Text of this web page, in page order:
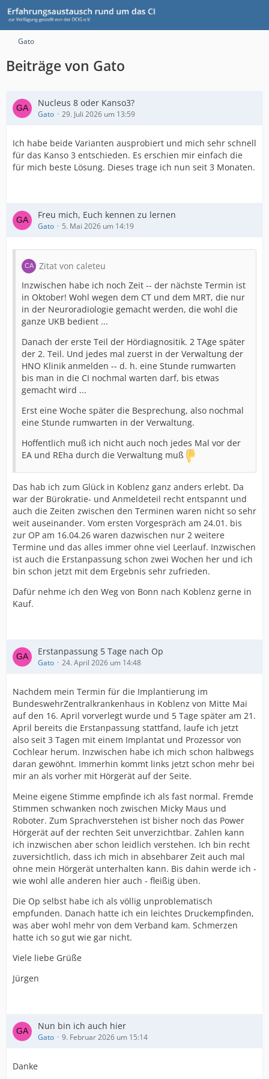
Gato
Beiträge von Gato
Nucleus 8 oder Kanso3?
Gato 29. Juli 2026 um 13:59
Ich habe beide Varianten ausprobiert und mich sehr schnell
für das Kanso 3 entschieden. Es erschien mir einfach die
für mich beste Lösung. Dieses trage ich nun seit 3 Monaten.
Freu mich, Euch kennen zu lernen
Gato 5. Mai 2026 um 14:19
Zitat von caleteu
Inzwischen habe ich noch Zeit -- der nächste Termin ist
in Oktober! Wohl wegen dem CT und dem MRT, die nur
in der Neuroradiologie gemacht werden, die wohl die
ganze UKB bedient ...
Danach der erste Teil der Hördiagnositik. 2 TAge später
der 2. Teil. Und jedes mal zuerst in der Verwaltung der
HNO Klinik anmelden -- d. h. eine Stunde rumwarten
bis man in die CI nochmal warten darf, bis etwas
gemacht wird ...
Erst eine Woche später die Besprechung, also nochmal
eine Stunde rumwarten in der Verwaltung.
Hoffentlich muß ich nicht auch noch jedes Mal vor der
EA und REha durch die Verwaltung muß
Das hab ich zum Glück in Koblenz ganz anders erlebt. Da
war der Bürokratie- und Anmeldeteil recht entspannt und
auch die Zeiten zwischen den Terminen waren nicht so sehr
weit auseinander. Vom ersten Vorgespräch am 24.01. bis
zur OP am 16.04.26 waren dazwischen nur 2 weitere
Termine und das alles immer ohne viel Leerlauf. Inzwischen
ist auch die Erstanpassung schon zwei Wochen her und ich
bin schon jetzt mit dem Ergebnis sehr zufrieden.
Dafür nehme ich den Weg von Bonn nach Koblenz gerne in
Kauf.
Erstanpassung 5 Tage nach Op
Gato 24. April 2026 um 14:48
Nachdem mein Termin für die Implantierung im
BundeswehrZentralkrankenhaus in Koblenz von Mitte Mai
auf den 16. April vorverlegt wurde und 5 Tage später am 21.
April bereits die Erstanpassung stattfand, laufe ich jetzt
also seit 3 Tagen mit einem Implantat und Prozessor von
Cochlear herum. Inzwischen habe ich mich schon halbwegs
daran gewöhnt. Immerhin kommt links jetzt schon mehr bei
mir an als vorher mit Hörgerät auf der Seite.
Meine eigene Stimme empfinde ich als fast normal. Fremde
Stimmen schwanken noch zwischen Micky Maus und
Roboter. Zum Sprachverstehen ist bisher noch das Power
Hörgerät auf der rechten Seit unverzichtbar. Zahlen kann
ich inzwischen aber schon leidlich verstehen. Ich bin recht
zuversichtlich, dass ich mich in absehbarer Zeit auch mal
ohne mein Hörgerät unterhalten kann. Bis dahin werde ich -
wie wohl alle anderen hier auch - fleißig üben.
Die Op selbst habe ich als völlig unproblematisch
empfunden. Danach hatte ich ein leichtes Druckempfinden,
was aber wohl mehr von dem Verband kam. Schmerzen
hatte ich so gut wie gar nicht.
Viele liebe Grüße
Jürgen
Nun bin ich auch hier
Gato 9. Februar 2026 um 15:14
Danke